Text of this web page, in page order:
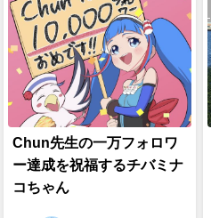
Chun先生の一万フォロワ
ー達成を祝福するチバミナ
コちゃん